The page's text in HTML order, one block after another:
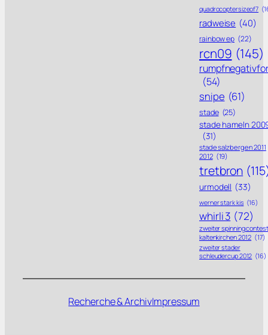
quadrocoptersizeof7
radweise (40)
rainbow ep (22)
rcn09 (145)
(54)
snipe (61)
stade (25)
stade hameln
(31)
stade salzbergen 2011
2012 (19)
tretbron
urmodell (33)
werner stark kis (16)
whirli 3 (72)
zweiter spinning contest
kaltenkirchen 2012 (17)
zweiter stader
schleudercup 2012 (16)
Recherche & ArchivImpressum